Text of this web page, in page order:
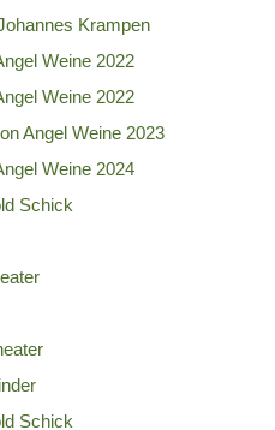
Krampen
Weine 2022
Weine 2022
Angel Weine 2023
Weine 2024
Schick
Schick